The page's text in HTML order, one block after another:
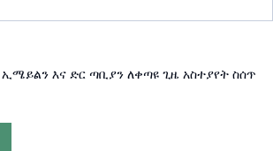
እና ድር ጣቢያን ለቀጣዩ ጊዜ አስተያየት ስሰጥ